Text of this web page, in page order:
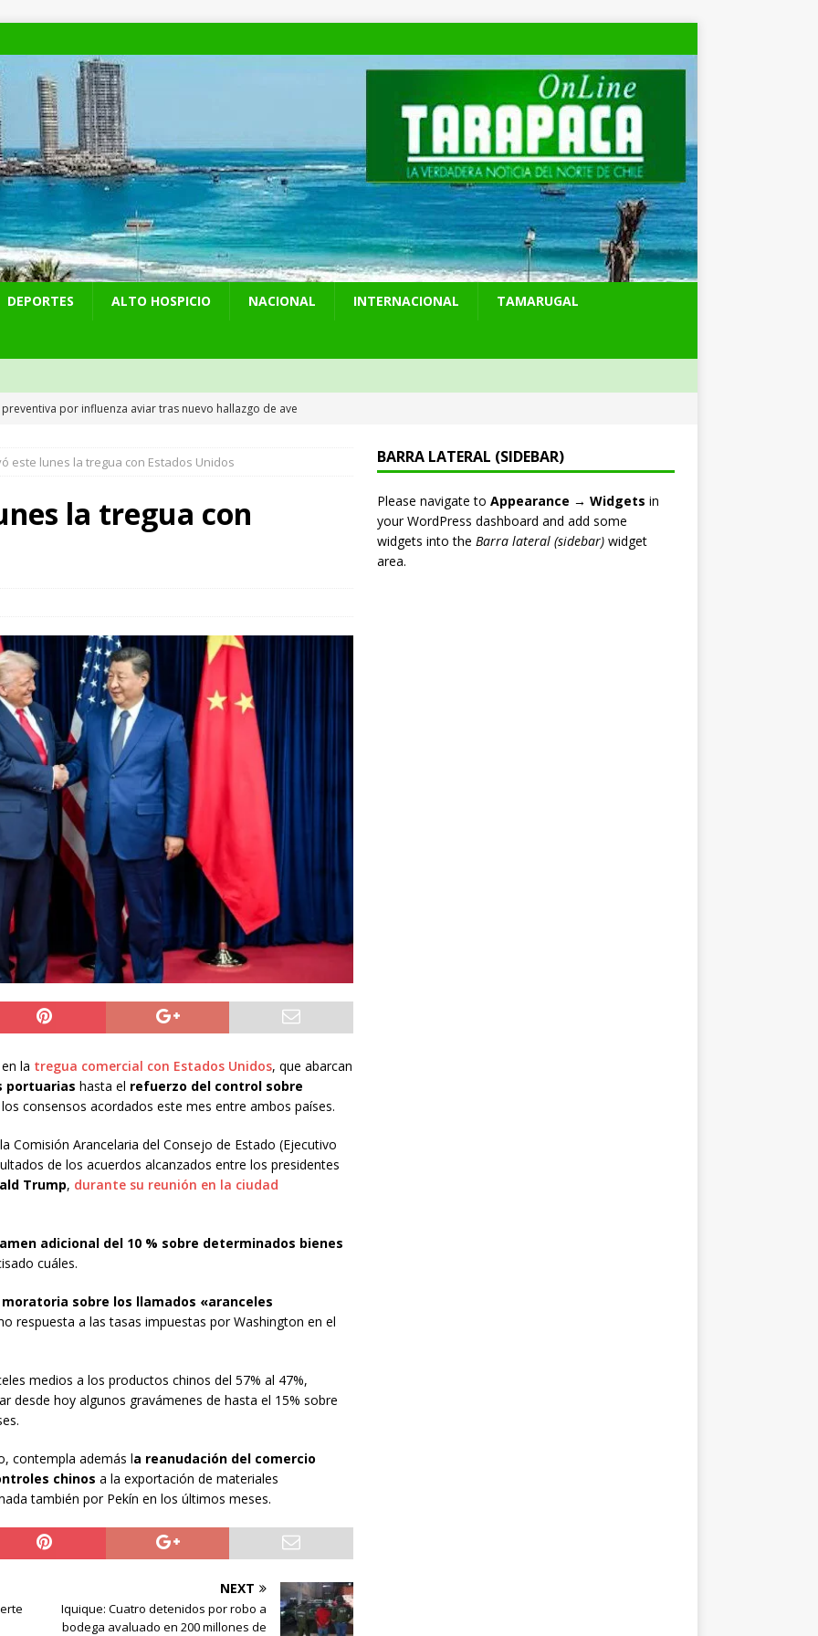
DEPORTES ALTO HOSPICIO NACIONAL INTERNACIONAL TAMARUGAL
por influenza aviar tras nuevo hallazgo de ave
detiene a pareja por microtráfico en el centro de Iquique
millonarios en el Gobierno: 46 funcionarios de
igual o más que el presidente Kast
becados se les pago los estudios en el extranjero y nunca
del Gobierno que busca facilitar el ingreso a Carabineros
NACIONAL
sanción diplomática: Brasil no repondrá a su embajador y
por los insultos de Milei a Lula
INTERNACIONAL
Álvaro Jofre alerta por el futuro del Casino Municipal de
Municipal aprueba proyecto para mejorar el alumbrado
ALTO HOSPICIO
León XIV viajará a Uruguay, Argentina y Perú del 6 al 17 de
este lunes la tregua con Estados Unidos
la tregua con
la tregua comercial con Estados Unidos, que abarcan
portuarias hasta el refuerzo del control sobre
consensos acordados este mes entre ambos países.
Comisión Arancelaria del Consejo de Estado (Ejecutivo
de los acuerdos alcanzados entre los presidentes
Trump, durante su reunión en la ciudad
adicional del 10 % sobre determinados bienes
cuáles.
sobre los llamados «aranceles
respuesta a las tasas impuestas por Washington en el
medios a los productos chinos del 57% al 47%,
desde hoy algunos gravámenes de hasta el 15% sobre
contempla además la reanudación del comercio
chinos a la exportación de materiales
también por Pekín en los últimos meses.
NEXT
Iquique: Cuatro detenidos por robo a
bodega avaluado en 200 millones de
BARRA LATERAL (SIDEBAR)
Please navigate to Appearance → Widgets in
your WordPress dashboard and add some
widgets into the Barra lateral (sidebar)widget
area.